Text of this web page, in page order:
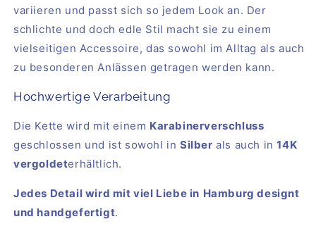
variieren und passt sich so jedem Look an. Der
schlichte und doch edle Stil macht sie zu einem
vielseitigen Accessoire, das sowohl im Alltag als auch
zu besonderen Anlässen getragen werden kann.
Hochwertige Verarbeitung
Die Kette wird mit einem Karabinerverschluss
geschlossen und ist sowohl inSilber als auch in14K
vergoldeterhältlich.
Jedes Detail wird mit viel Liebe in Hamburg designt
und handgefertigt.